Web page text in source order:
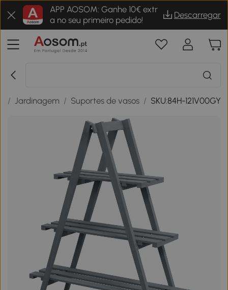
APP AOSOM: Ganhe 10€ extr
a no seu primeiro pedido!
Descarregar
/ Jardinagem / Suportes de vasos / SKU:84H-121V00GY